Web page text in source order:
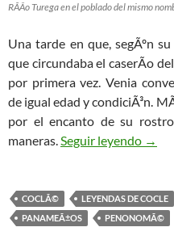
RÃ­Â­o Turega en el poblado del mismo
Una tarde en que, segÃºn
que circundaba el caserÃ­o
por primera vez. Venia
de igual edad y condiciÃ³n.
por el encanto de su
maneras.Seguir leyendo →
COCLÃ© LEYENDAS DE COCLE
PANAMEÃ±OS
PENONOMÃ©